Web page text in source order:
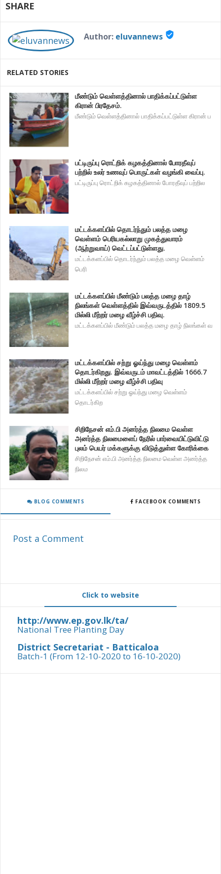
SHARE
Author: eluvannews verified_user
RELATED STORIES
மீண்டும் வெள்ளத்தினால் பாதிக்கப்பட்டுள்ள
கிரான் பிரதேசம்.
மீண்டும் வெள்ளத்தினால் பாதிக்கப்பட்டுள்ள கிரான் ப
பட்டிருப்பு ரொட்றிக் கழகத்தினால் போரதீவுப்
பற்றில் உலர் உணவுப் பொருட்கள் வழங்கி வைப்பு.
பட்டிருப்பு ரொட்றிக் கழகத்தினால் போரதீவுப் பற்றில
மட்டக்களப்பில் தொடர்ந்தும் பலத்த மழை
வெள்ளம் பெரியகல்லாறு முகத்துவாரம்
(ஆற்றுவாய்) வெட்டப்பட்டுள்ளது.
மட்டக்களப்பில் தொடர்ந்தும் பலத்த மழை வெள்ளம்
பெரி
மட்டக்களப்பில் மீண்டும் பலத்த மழை தாழ்
நிலங்கள் வெள்ளத்தில் இவ்வருடத்தில் 1809.5
மில்லி மீற்றர் மழை வீழ்ச்சி பதிவு.
மட்டக்களப்பில் மீண்டும் பலத்த மழை தாழ் நிலங்கள் வ
மட்டக்களப்பில் சற்று ஓய்ந்து மழை வெள்ளம்
தொடர்கிறது. இவ்வருடம் மாவட்டத்தில் 1666.7
மில்லி மீற்றர் மழை வீழ்ச்சி பதிவு
மட்டக்களப்பில் சற்று ஓய்ந்து மழை வெள்ளம்
தொடர்கிற
சிறிநேசன் எம்.பி அனர்த்த நிலமை வெள்ள
அனர்த்த நிலமைளைப் நேரில் பார்வையிட்டுவிட்டு
புலம் பெயர் மக்களுக்கு விடுத்துள்ள கோரிக்கை
சிறிநேசன் எம்.பி அனர்த்த நிலமை வெள்ள அனர்த்த
நிலம
BLOG COMMENTS FACEBOOK COMMENTS
Post a Comment
Click to website
http://www.ep.gov.lk/ta/
National Tree Planting Day
District Secretariat - Batticaloa
Batch-1 (From 12-10-2020 to 16-10-2020)